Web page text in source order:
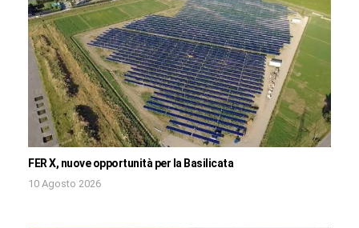
FER X, nuove opportunità per la Basilicata
10 Agosto 2026